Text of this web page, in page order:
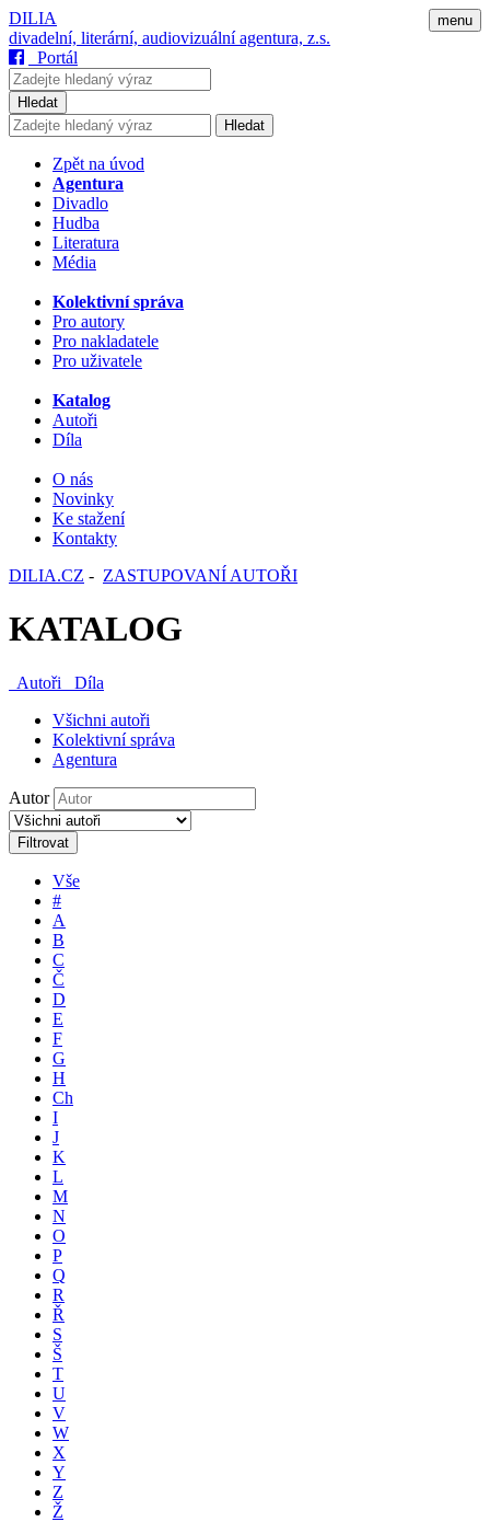
menu
DILIA
divadelní, literární, audiovizuální agentura, z.s.
Portál
Hledat
Hledat
Zpět na úvod
Agentura
Divadlo
Hudba
Literatura
Média
Kolektivní správa
Pro autory
Pro nakladatele
Pro uživatele
Katalog
Autoři
Díla
O nás
Novinky
Ke stažení
Kontakty
DILIA.CZ - ZASTUPOVANÍ AUTOŘI
KATALOG
Autoři
Díla
Všichni autoři
Kolektivní správa
Agentura
Autor
Filtrovat
Vše
#
A
B
C
Č
D
E
F
G
H
Ch
I
J
K
L
M
N
O
P
Q
R
Ř
S
Š
T
U
V
W
X
Y
Z
Ž